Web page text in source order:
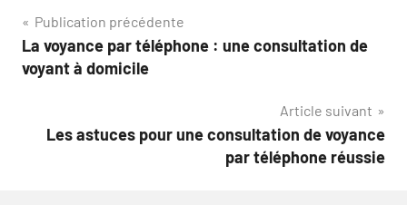
Navigation
de
Publication précédente
La voyance par téléphone : une consultation de
voyant à domicile
Article suivant
Les astuces pour une consultation de voyance
par téléphone réussie